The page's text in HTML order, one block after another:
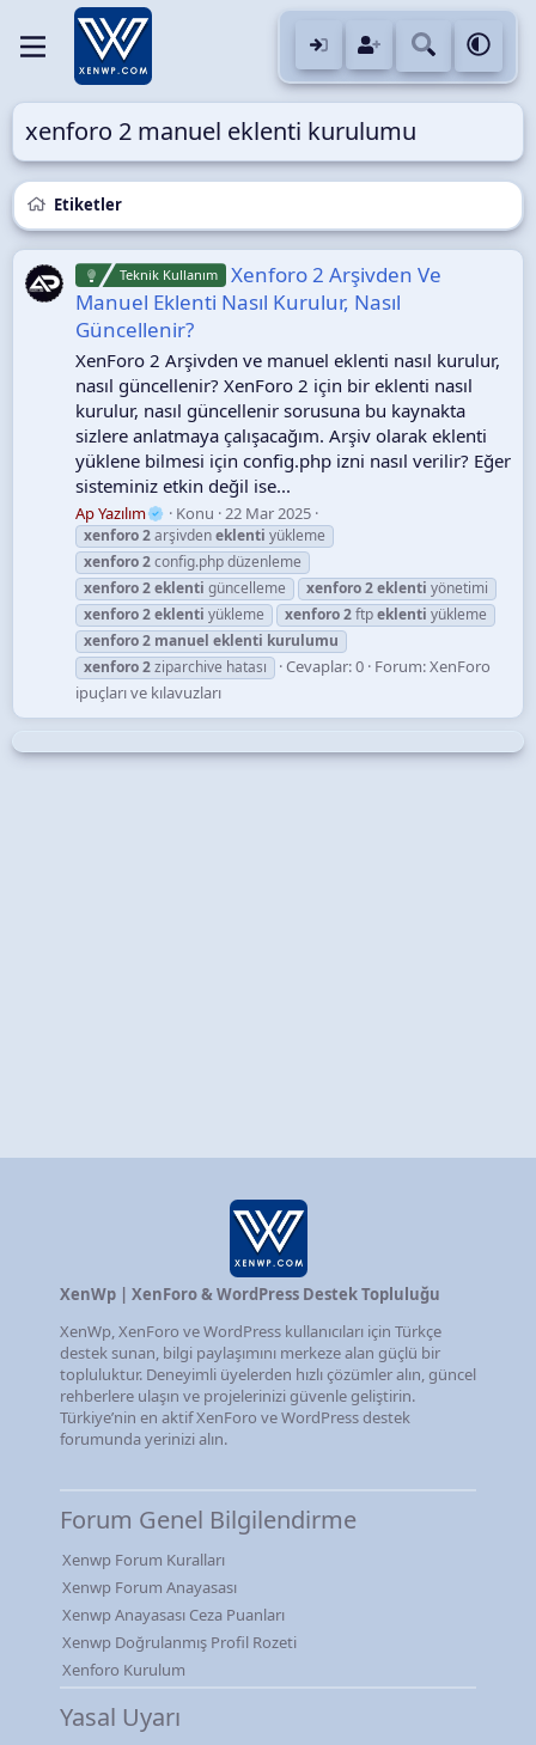
xenforo 2 manuel eklenti kurulumu
Etiketler
Teknik Kullanım
Xenforo 2 Arşivden Ve
Manuel Eklenti Nasıl Kurulur, Nasıl
Güncellenir?
XenForo 2 Arşivden ve manuel eklenti nasıl kurulur,
nasıl güncellenir? XenForo 2 için bir eklenti nasıl
kurulur, nasıl güncellenir sorusuna bu kaynakta
sizlere anlatmaya çalışacağım. Arşiv olarak eklenti
yüklene bilmesi için config.php izni nasıl verilir? Eğer
sisteminiz etkin değil ise...
Ap Yazılım Konu 22 Mar 2025
xenforo2arşivdeneklenti yükleme
xenforo2config.php düzenleme
xenforo2eklenti güncelleme xenforo2eklenti yönetimi
xenforo2eklenti yükleme xenforo2ftpeklenti yükleme
xenforo2 manuel eklenti kurulumu
xenforo2ziparchive hatası Cevaplar: 0 Forum:XenForo
ipuçları ve kılavuzları
XenWp | XenForo & WordPress Destek Topluluğu
XenWp, XenForo ve WordPress kullanıcıları için Türkçe
destek sunan, bilgi paylaşımını merkeze alan güçlü bir
topluluktur. Deneyimli üyelerden hızlı çözümler alın, güncel
rehberlere ulaşın ve projelerinizi güvenle geliştirin.
Türkiye’nin en aktif XenForo ve WordPress destek
forumunda yerinizi alın.
Forum Genel Bilgilendirme
Xenwp Forum Kuralları
Xenwp Forum Anayasası
Xenwp Anayasası Ceza Puanları
Xenwp Doğrulanmış Profil Rozeti
Xenforo Kurulum
Yasal Uyarı